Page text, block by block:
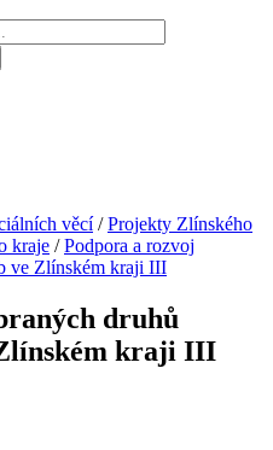
věcí/Projekty Zlínského
kraje /Podpora a rozvoj
ve Zlínském kraji III
druhů
kraji III